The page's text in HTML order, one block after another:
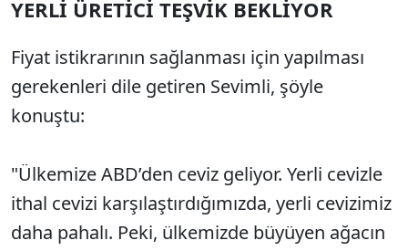
YERLİ ÜRETİCİ TEŞVİK BEKLİYOR
Fiyat istikrarının sağlanması için yapılması
gerekenleri dile getiren Sevimli, şöyle
konuştu:
"Ülkemize ABD’den ceviz geliyor. Yerli cevizle
ithal cevizi karşılaştırdığımızda, yerli cevizimiz
daha pahalı. Peki, ülkemizde büyüyen ağacın